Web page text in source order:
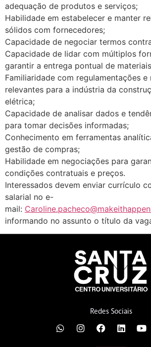
adequação de produtos e serviços;
Habilidade em estabelecer e manter
sólidos com fornecedores;
Capacidade de negociar termos
Capacidade de lidar com múltiplos
garantir a entrega pontual de
Familiaridade com regulamentações e
relevantes para a indústria da
elétrica;
Capacidade de analisar dados e
para tomar decisões informadas;
Conhecimento em ferramentas
gestão de compras;
Habilidade em negociações para
condições contratuais e preços.
Interessados devem enviar currículo
salarial no e-
mail:
informando no assunto o título da
Redes Sociais